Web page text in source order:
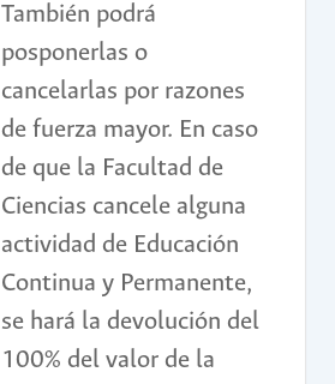
También podrá
posponerlas o
cancelarlas por razones
de fuerza mayor. En caso
de que la Facultad de
Ciencias cancele alguna
actividad de Educación
Continua y Permanente,
se hará la devolución del
100% del valor de la